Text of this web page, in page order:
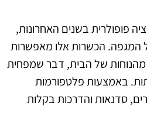
פופולרית בשנים האחרונות,
המגפה. הכשרות אלו מאפשרות
מהנוחות של הבית, דבר שמפחית
באמצעות פלטפורמות
סדנאות והדרכות בקלות